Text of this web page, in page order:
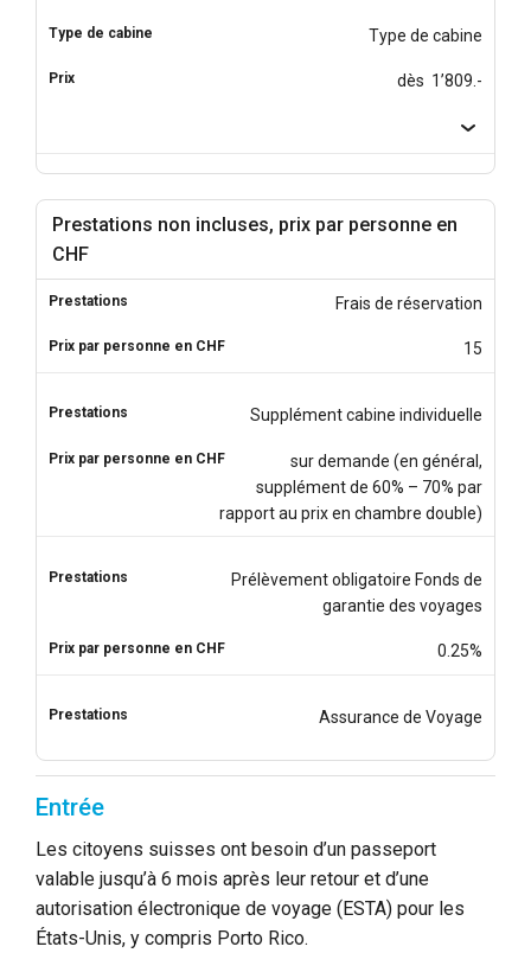
Type de cabine
dès 1’809.-
Prestations non incluses, prix par personne en
CHF
Frais de réservation
15
Supplément cabine individuelle
sur demande (en général,
supplément de 60% – 70% par
rapport au prix en chambre double)
Prélèvement obligatoire Fonds de
garantie des voyages
0.25%
Assurance de Voyage
Entrée
Les citoyens suisses ont besoin d’un passeport
valable jusqu’à 6 mois après leur retour et d’une
autorisation électronique de voyage (ESTA) pour les
États-Unis, y compris Porto Rico.